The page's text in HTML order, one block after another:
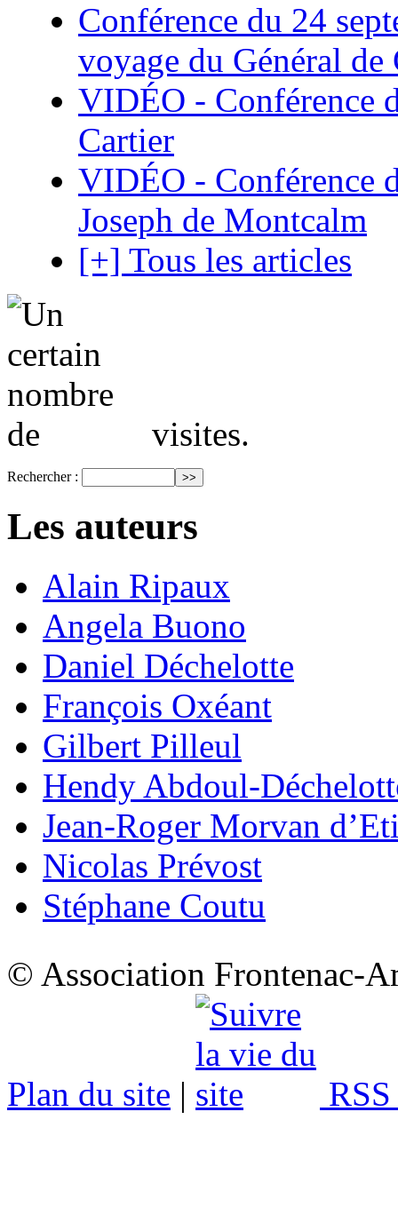
Conférence du 24
voyage du Général
VIDÉO - Conférence
Cartier
VIDÉO - Conférence
Joseph de Montcalm
[+] Tous les articles
visites.
Rechercher :
Les auteurs
Alain Ripaux
Angela Buono
Daniel Déchelotte
François Oxéant
Gilbert Pilleul
Hendy Abdoul-
Jean-Roger Morvan
Nicolas Prévost
Stéphane Coutu
© Association Frontenac-
Plan du site |